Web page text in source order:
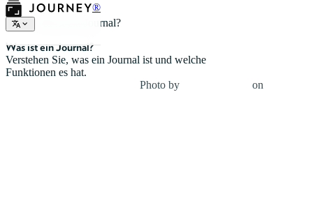
®
Was ist ein Journal?
Was ist ein Journal?
Verstehen Sie, was ein Journal ist und welche
Funktionen es hat.
Photo by
on